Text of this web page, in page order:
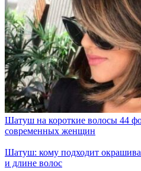
Шатуш на короткие волосы 44
современных женщин
Шатуш: кому подходит
и длине волос